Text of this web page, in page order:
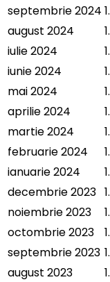
septembrie 2024
august 2024
iulie 2024
iunie 2024
mai 2024
aprilie 2024
martie 2024
februarie 2024
ianuarie 2024
decembrie 2023
noiembrie 2023
octombrie 2023
septembrie 2023
august 2023